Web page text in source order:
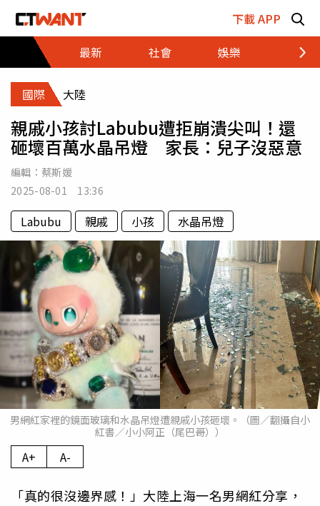
下載 APP
最新
社會 娛樂 財經
國際 大陸
親戚小孩討Labubu遭拒崩潰尖叫！還
砸壞百萬水晶吊燈 家長：兒子沒惡意
編輯： 蔡斯媛
2025-08-01 13:36
Labubu 親戚 小孩 水晶吊燈
男網紅家裡的鏡面玻璃和水晶吊燈遭親戚小孩砸壞。（圖／翻攝自小
紅書／小小阿正（尾巴哥））
A+ A-
「真的很沒邊界感！」大陸上海一名男網紅分享，